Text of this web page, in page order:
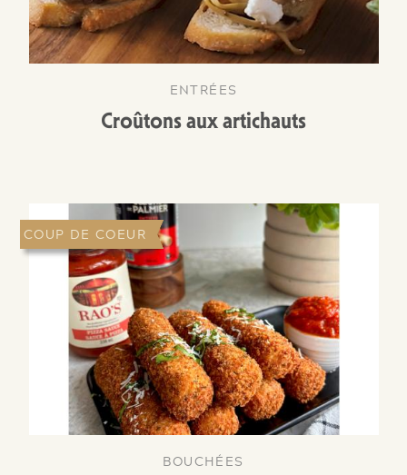
ENTRÉES
Croûtons aux artichauts
NOUVEAUTÉ
COUP DE COEUR
BOUCHÉES